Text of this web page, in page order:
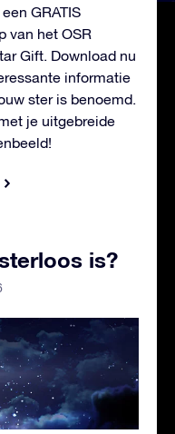
GRATIS
van het OSR
Gift. Download nu
informatie
ster is benoemd.
je uitgebreide
is?